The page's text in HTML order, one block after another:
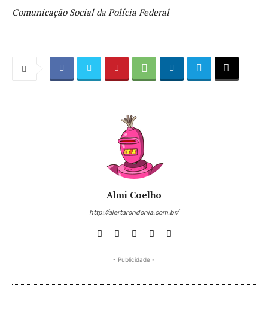
Comunicação Social da Polícia Federal
Almi Coelho
http://alertarondonia.com.br/
- Publicidade -